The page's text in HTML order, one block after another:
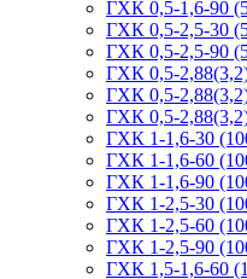
ГХК 0,5-1,6-90
ГХК 0,5-2,5-30
ГХК 0,5-2,5-90
ГХК 0,5-
ГХК 0,5-
ГХК 0,5-
ГХК 1-1,6-30
ГХК 1-1,6-60
ГХК 1-1,6-90
ГХК 1-2,5-30
ГХК 1-2,5-60
ГХК 1-2,5-90
ГХК 1,5-1,6-60